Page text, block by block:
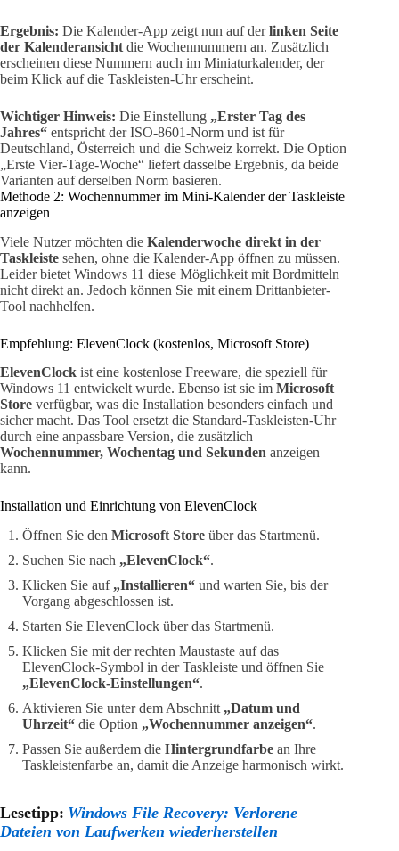
Ergebnis: Die Kalender-App zeigt nun auf derlinken Seite
der Kalenderansicht die Wochennummern an. Zusätzlich
erscheinen diese Nummern auch im Miniaturkalender, der
beim Klick auf die Taskleisten-Uhr erscheint.
Wichtiger Hinweis: Die Einstellung „Erster Tag des
Jahres“ entspricht der ISO-8601-Norm und ist für
Deutschland, Österreich und die Schweiz korrekt. Die Option
„Erste Vier-Tage-Woche“ liefert dasselbe Ergebnis, da beide
Varianten auf derselben Norm basieren.
Methode 2: Wochennummer im Mini-Kalender der Taskleiste
anzeigen
Viele Nutzer möchten die Kalenderwoche direkt in der
Taskleiste sehen, ohne die Kalender-App öffnen zu müssen.
Leider bietet Windows 11 diese Möglichkeit mit Bordmitteln
nicht direkt an. Jedoch können Sie mit einem Drittanbieter-
Tool nachhelfen.
Empfehlung: ElevenClock (kostenlos, Microsoft Store)
ElevenClock ist eine kostenlose Freeware, die speziell für
Windows 11 entwickelt wurde. Ebenso ist sie im Microsoft
Store verfügbar, was die Installation besonders einfach und
sicher macht. Das Tool ersetzt die Standard-Taskleisten-Uhr
durch eine anpassbare Version, die zusätzlich
Wochennummer, Wochentag und Sekunden anzeigen
kann.
Installation und Einrichtung von ElevenClock
Öffnen Sie den Microsoft Store über das Startmenü.
Suchen Sie nach „ElevenClock“.
Klicken Sie auf „Installieren“ und warten Sie, bis der
Vorgang abgeschlossen ist.
Starten Sie ElevenClock über das Startmenü.
Klicken Sie mit der rechten Maustaste auf das
ElevenClock-Symbol in der Taskleiste und öffnen Sie
„ElevenClock-Einstellungen“.
Aktivieren Sie unter dem Abschnitt „Datum und
Uhrzeit“ die Option „Wochennummer anzeigen“.
Passen Sie außerdem die Hintergrundfarbe an Ihre
Taskleistenfarbe an, damit die Anzeige harmonisch wirkt.
Lesetipp: Windows File Recovery: Verlorene
Dateien von Laufwerken wiederherstellen